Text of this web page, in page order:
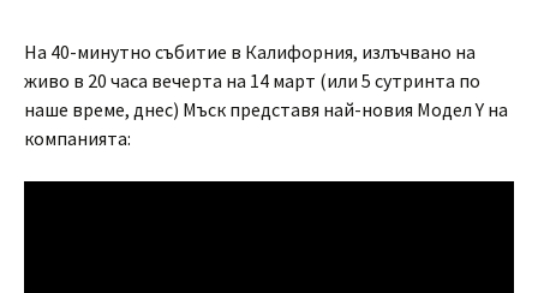
На 40-минутно събитие в Калифорния, излъчвано на
живо в 20 часа вечерта на 14 март (или 5 сутринта по
наше време, днес) Мъск представя най-новия Модел Y на
компанията: